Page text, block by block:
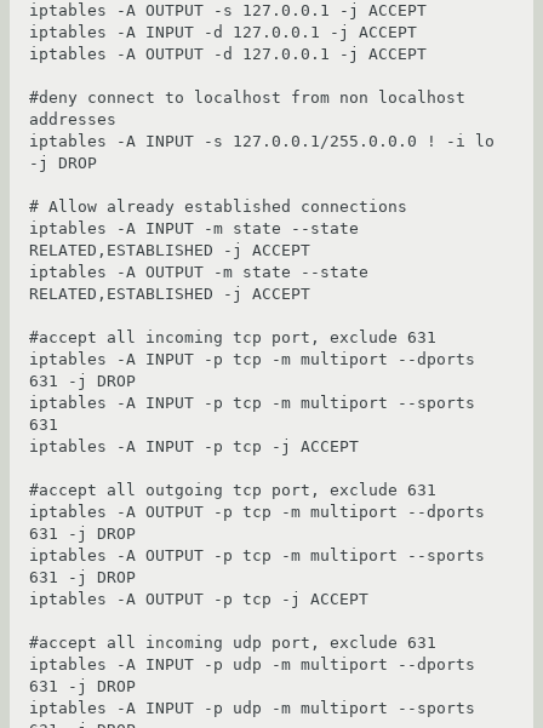
iptables -A OUTPUT -s 127.0.0.1 -j ACCEPT
iptables -A INPUT -d 127.0.0.1 -j ACCEPT
iptables -A OUTPUT -d 127.0.0.1 -j ACCEPT
#deny connect to localhost from non localhost
addresses
iptables -A INPUT -s 127.0.0.1/255.0.0.0 ! -i lo
-j DROP
# Allow already established connections
iptables -A INPUT -m state --state
RELATED,ESTABLISHED -j ACCEPT
iptables -A OUTPUT -m state --state
RELATED,ESTABLISHED -j ACCEPT
#accept all incoming tcp port, exclude 631
iptables -A INPUT -p tcp -m multiport --dports
631 -j DROP
iptables -A INPUT -p tcp -m multiport --sports
631
iptables -A INPUT -p tcp -j ACCEPT
#accept all outgoing tcp port, exclude 631
iptables -A OUTPUT -p tcp -m multiport --dports
631 -j DROP
iptables -A OUTPUT -p tcp -m multiport --sports
631 -j DROP
iptables -A OUTPUT -p tcp -j ACCEPT
#accept all incoming udp port, exclude 631
iptables -A INPUT -p udp -m multiport --dports
631 -j DROP
iptables -A INPUT -p udp -m multiport --sports